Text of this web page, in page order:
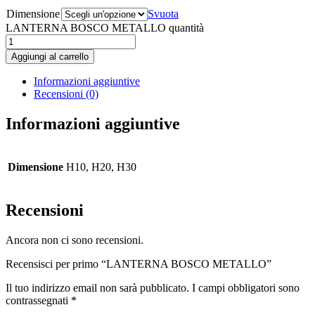
Dimensione
Svuota
LANTERNA BOSCO METALLO quantità
Aggiungi al carrello
Informazioni aggiuntive
Recensioni (0)
Informazioni aggiuntive
Dimensione H10, H20, H30
Recensioni
Ancora non ci sono recensioni.
Recensisci per primo “LANTERNA BOSCO METALLO”
Il tuo indirizzo email non sarà pubblicato. I campi obbligatori sono
contrassegnati *